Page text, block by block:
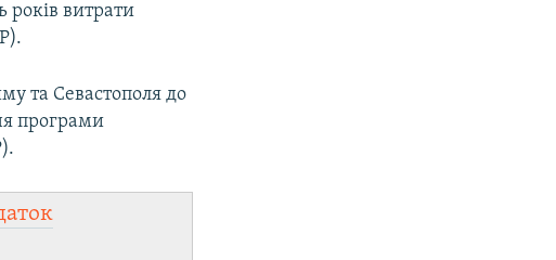
років витрати
та Севастополя до
програми